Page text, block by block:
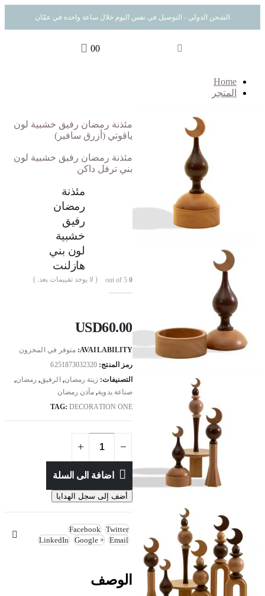
الشحن الدولي - التوصيل في نفس اليوم خلال ساعة واحدة في عمّان
00
Home
المتجر
مئذنة رمضان رفيق خشبية لون
ياقوتي (أزرق سافير)
مئذنة رمضان رفيق خشبية لون
بني ترفل داكن
مئذنة
رمضان
رفيق
خشبية
لون بني
هازلنت
0 ( لا يوجد تقييمات بعد. )
USD60.00
AVAILABILITY: متوفر في المخزون
رمز المنتج: 6251873032320
التصنيفات: زينة رمضان, الرفيق, رمضان,
صناعة يدوية, مآذن رمضان
TAG:DECORATION ONE
اضافة الى السلة
أضف إلى سجل الهدايا
Facebook
Twitter
LinkedIn
Google + Email
الوصف